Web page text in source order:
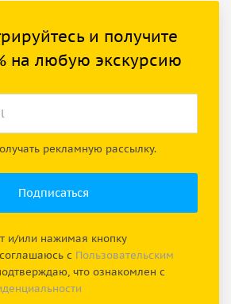
и получите
на любую экскурсию
рекламную рассылку.
и/или нажимая кнопку
с Пользовательским
что ознакомлен с